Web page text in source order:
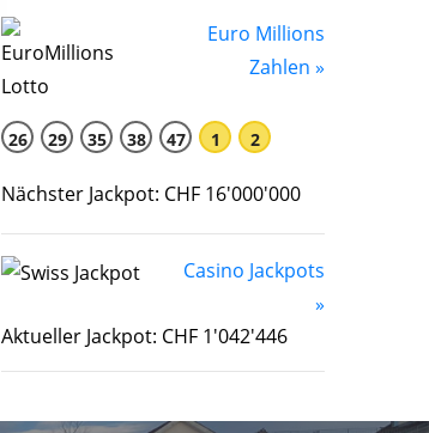
Euro Millions
Zahlen »
26 29 35 38 47 1 2
Nächster Jackpot: CHF 16'000'000
Casino Jackpots
»
Aktueller Jackpot: CHF 1'042'446